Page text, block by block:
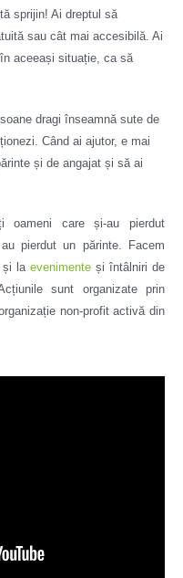
sprijin! Ai dreptul să
sau cât mai accesibilă. Ai
aceeași situație, ca să
dragi înseamnă sute de
Când ai ajutor, e mai
și de angajat și să ai
oameni care și-au pierdut
pierdut un părinte. Facem
și la evenimente și întâlniri de
sunt organizate prin
non-profit activă din